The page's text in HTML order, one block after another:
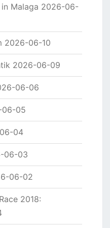
Malaga 2026-06-
2026-06-10
2026-06-09
06-06
05
04
06-03
06-02
2018: